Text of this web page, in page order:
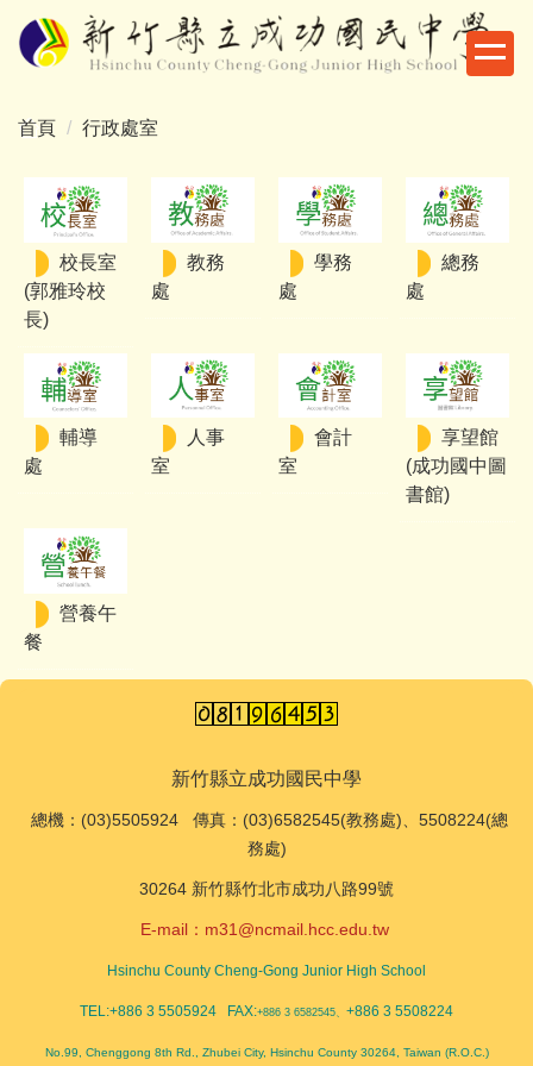
跳
到
內
首頁 行政處室
校長室
(郭雅玲校
長)
教務
處
學務
處
總務
處
輔導
處
人事
室
會計
室
享望館
(成功國中圖
書館)
營養午
餐
新竹縣立成功國民中學
總機：(03)5505924 傳真：(03)6582545(教務處)、5508224(總
務處)
30264 新竹縣竹北市成功八路99號
E-mail： m31@ncmail.hcc.edu.tw
Hsinchu County Cheng-Gong Junior High School
TEL:+886 3 5505924 FAX:+886 3 6582545、 +886 3 5508224
No.99, Chenggong 8th Rd., Zhubei City, Hsinchu County 30264, Taiwan (R.O.C.)